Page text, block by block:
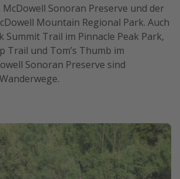
McDowell Sonoran Preserve und der
Mountain Regional Park. Auch
Summit Trail im Pinnacle Peak Park,
Trail und Tom’s Thumb im
Sonoran Preserve sind